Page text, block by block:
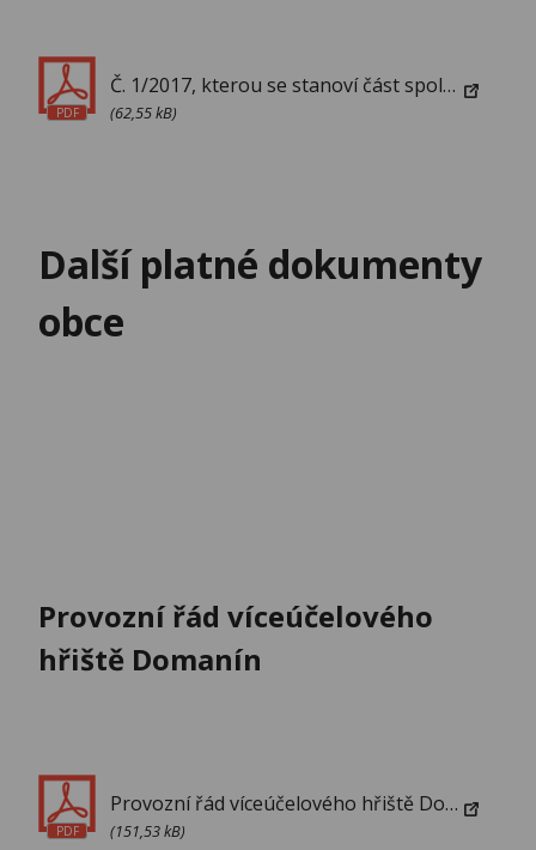
Č. 1/2017, kterou se stanoví část společného školského obvodu mateřské školy
(62,55 kB)
PDF
Další platné dokumenty
obce
Provozní řád víceúčelového
hřiště Domanín
Provozní řád víceúčelového hřiště Domanín
(151,53 kB)
PDF